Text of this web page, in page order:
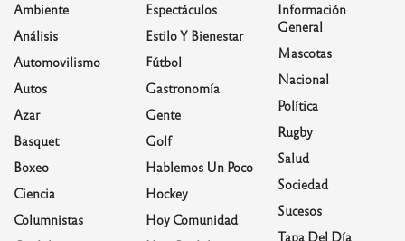
Ambiente
Análisis
Automovilismo
Autos
Azar
Basquet
Boxeo
Ciencia
Columnistas
Espectáculos
Estilo Y Bienestar
Fútbol
Gastronomía
Gente
Golf
Hablemos Un Poco
Hockey
Hoy Comunidad
Información
General
Mascotas
Nacional
Política
Rugby
Salud
Sociedad
Sucesos
Tapa Del Día